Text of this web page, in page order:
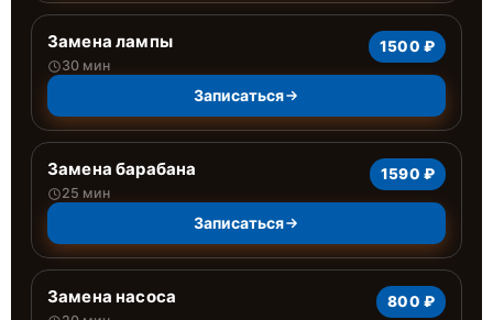
Замена лампы
30 мин
1500 ₽
Записаться
Замена барабана
25 мин
1590 ₽
Записаться
Замена насоса 800 ₽